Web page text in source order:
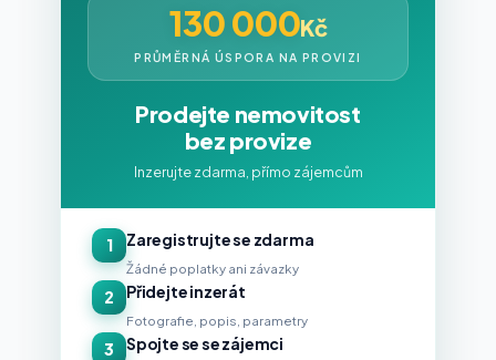
130 000Kč
PRŮMĚRNÁ ÚSPORA NA PROVIZI
Prodejte nemovitost
bez provize
Inzerujte zdarma, přímo zájemcům
1 Zaregistrujte se zdarma
Žádné poplatky ani závazky
2 Přidejte inzerát
Fotografie, popis, parametry
3 Spojte se se zájemci